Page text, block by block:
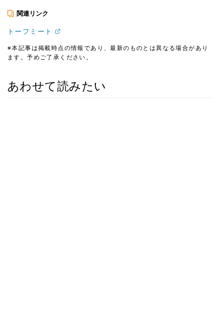
関連リンク
トーフミート
※本記事は掲載時点の情報であり、最新のものとは異なる場合があり
ます。予めご了承ください。
あわせて読みたい